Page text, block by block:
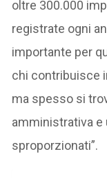
oltre 300.000
registrate ogni
importante per
chi contribuisce
ma spesso si
amministrativa e
sproporzionati”.